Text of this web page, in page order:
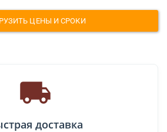
ЦЕНЫ И СРОКИ
доставка